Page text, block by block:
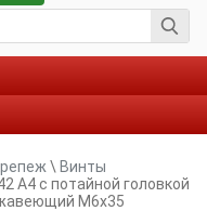
\ Винты
A4 с потайной головкой
M6x35